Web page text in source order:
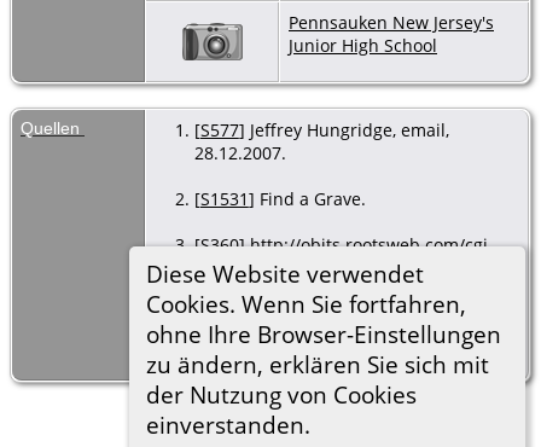
Diese Website verwendet
Cookies. Wenn Sie fortfahren,
ohne Ihre Browser-Einstellungen
zu ändern, erklären Sie sich mit
der Nutzung von Cookies
einverstanden.
Pennsauken New Jersey's
Junior High School
Quellen [S577] Jeffrey Hungridge, email,
28.12.2007.
[S1531] Find a Grave.
[S360]http://obits.rootsweb.com/cgi-
bin/obit.cgi?Surname=Hungridge
[S644 ] Pennsylvania, Philadelphia
Marriage Indexes, 1885-1951 for
William Hungridge.